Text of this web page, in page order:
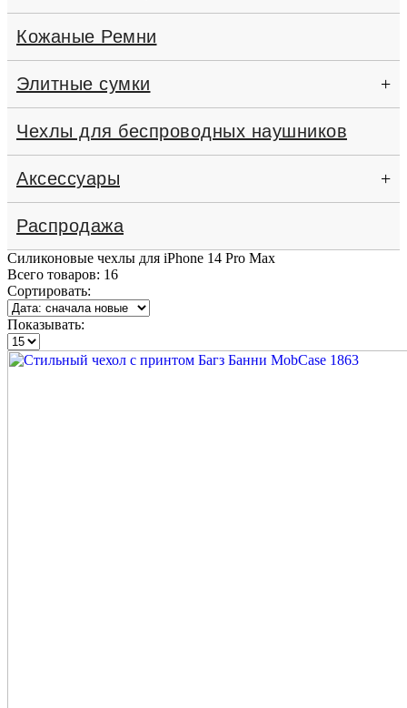
Кожаные Ремни
Элитные сумки +
Чехлы для беспроводных наушников
Аксессуары +
Распродажа
Силиконовые чехлы для iPhone 14 Pro Max
Всего товаров: 16
Сортировать:
Показывать: